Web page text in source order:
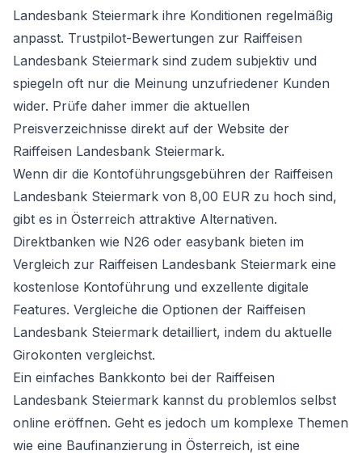
Landesbank Steiermark ihre Konditionen regelmäßig
anpasst. Trustpilot-Bewertungen zur Raiffeisen
Landesbank Steiermark sind zudem subjektiv und
spiegeln oft nur die Meinung unzufriedener Kunden
wider. Prüfe daher immer die aktuellen
Preisverzeichnisse direkt auf der Website der
Raiffeisen Landesbank Steiermark.
Wenn dir die Kontoführungsgebühren der Raiffeisen
Landesbank Steiermark von 8,00 EUR zu hoch sind,
gibt es in Österreich attraktive Alternativen.
Direktbanken wie N26 oder easybank bieten im
Vergleich zur Raiffeisen Landesbank Steiermark eine
kostenlose Kontoführung und exzellente digitale
Features. Vergleiche die Optionen der Raiffeisen
Landesbank Steiermark detailliert, indem du aktuelle
Girokonten vergleichst.
Ein einfaches Bankkonto bei der Raiffeisen
Landesbank Steiermark kannst du problemlos selbst
online eröffnen. Geht es jedoch um komplexe Themen
wie eine Baufinanzierung in Österreich, ist eine